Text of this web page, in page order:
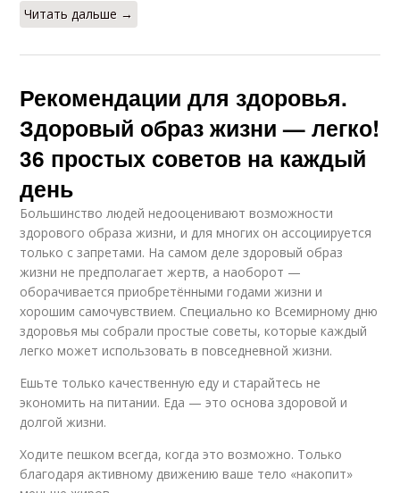
Читать дальше →
Рекомендации для здоровья.
Здоровый образ жизни — легко!
36 простых советов на каждый
день
Большинство людей недооценивают возможности
здорового образа жизни, и для многих он ассоциируется
только с запретами. На самом деле здоровый образ
жизни не предполагает жертв, а наоборот —
оборачивается приобретёнными годами жизни и
хорошим самочувствием. Специально ко Всемирному дню
здоровья мы собрали простые советы, которые каждый
легко может использовать в повседневной жизни.
Ешьте только качественную еду и старайтесь не
экономить на питании. Еда — это основа здоровой и
долгой жизни.
Ходите пешком всегда, когда это возможно. Только
благодаря активному движению ваше тело «накопит»